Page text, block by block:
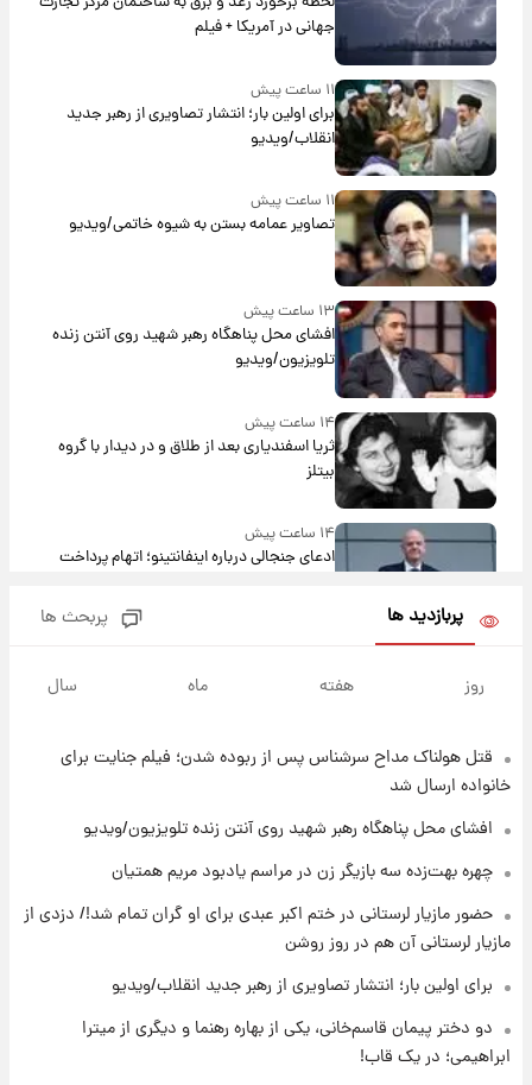
جهانی در آمریکا + فیلم
۱۱ ساعت پیش
برای اولین بار؛ انتشار تصاویری از رهبر جدید
انقلاب/ویدیو
۱۱ ساعت پیش
تصاویر عمامه بستن به شیوه خاتمی/ویدیو
۱۳ ساعت پیش
افشای محل پناهگاه‌ رهبر شهید روی آنتن زنده
تلویزیون/ویدیو
۱۴ ساعت پیش
ثریا اسفندیاری بعد از طلاق و در دیدار با گروه
بیتلز
۱۴ ساعت پیش
ادعای جنجالی درباره اینفانتینو؛ اتهام پرداخت
آلزایمر و زوال عقل افزایش می‌یابد؟
۱۵ ساعت پیش
۱۵ ساعت پیش
مرداد ۱۴۰۵ +جدول
۱۵ ساعت پیش
با قدرتمندترین و بادوام ترین تانک جهان آشنا
شوید+ فیلم
پربازدید ها پربحث ها
روز هفته ماه سال
قتل هولناک مداح سرشناس پس از ربوده شدن؛ فیلم جنایت برای
خانواده ارسال شد
افشای محل پناهگاه‌ رهبر شهید روی آنتن زنده تلویزیون/ویدیو
چهره بهت‌زده سه بازیگر زن در مراسم یادبود مریم همتیان
حضور مازیار لرستانی در ختم اکبر عبدی برای او گران تمام شد!/ دزدی از
مازیار لرستانی آن هم در روز روشن
برای اولین بار؛ انتشار تصاویری از رهبر جدید انقلاب/ویدیو
دو دختر پیمان قاسم‌خانی، یکی از بهاره رهنما و دیگری از میترا
ابراهیمی؛ در یک قاب!